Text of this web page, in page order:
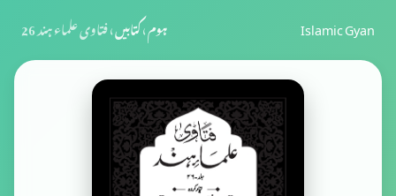
Islamic Gyan ہوم›کتابیں›فتاوی علماء ہند 26